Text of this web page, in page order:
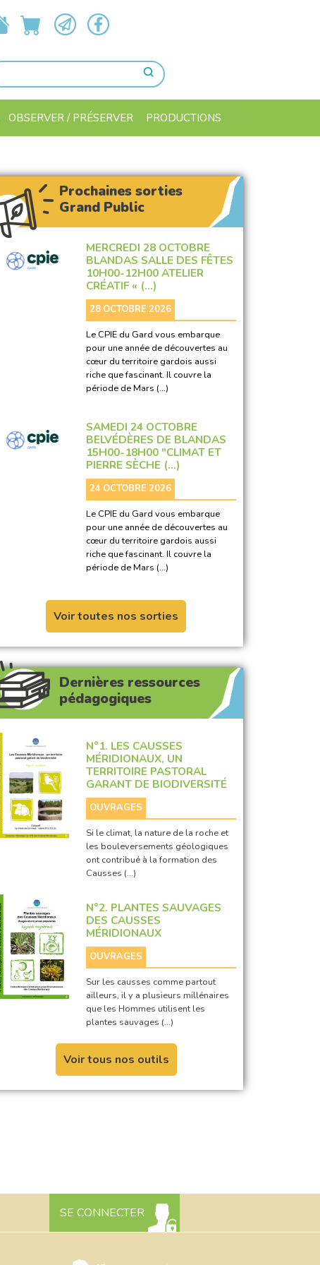
OBSERVER / PRÉSERVER PRODUCTIONS
Prochaines sorties
Grand Public
MERCREDI 28 OCTOBRE
BLANDAS SALLE DES FÊTES
10H00-12H00 ATELIER
CRÉATIF « (…)
28 OCTOBRE 2026
Le CPIE du Gard vous embarque
pour une année de découvertes au
cœur du territoire gardois aussi
riche que fascinant. Il couvre la
période de Mars (…)
SAMEDI 24 OCTOBRE
BELVÉDÈRES DE BLANDAS
15H00-18H00 "CLIMAT ET
PIERRE SÈCHE (…)
24 OCTOBRE 2026
Le CPIE du Gard vous embarque
pour une année de découvertes au
cœur du territoire gardois aussi
riche que fascinant. Il couvre la
période de Mars (…)
Voir toutes nos sorties
Dernières ressources
pédagogiques
N°1. LES CAUSSES
MÉRIDIONAUX, UN
TERRITOIRE PASTORAL
GARANT DE BIODIVERSITÉ
OUVRAGES
Si le climat, la nature de la roche et
les bouleversements géologiques
ont contribué à la formation des
Causses (…)
N°2. PLANTES SAUVAGES
DES CAUSSES
MÉRIDIONAUX
OUVRAGES
Sur les causses comme partout
ailleurs, il y a plusieurs millénaires
que les Hommes utilisent les
plantes sauvages (…)
Voir tous nos outils
SE CONNECTER